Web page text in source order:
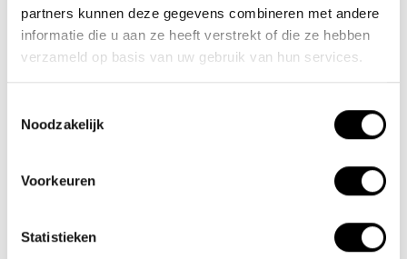
partners kunnen deze gegevens combineren met andere
informatie die u aan ze heeft verstrekt of die ze hebben
verzameld op basis van uw gebruik van hun services.
Noodzakelijk
Voorkeuren
Statistieken